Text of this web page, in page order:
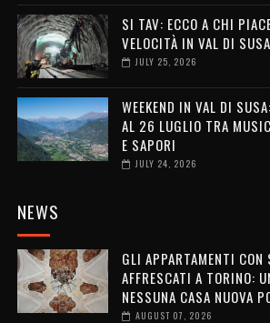
SI TAV: ECCO A CHI
VELOCITÀ IN VAL DI SUSA
JULY 25, 2026
WEEKEND IN VAL DI
AL 26 LUGLIO TRA
E SAPORI
JULY 24, 2026
NEWS
GLI APPARTAMENTI CON
AFFRESCATI A TORINO:
NESSUNA CASA NUOVA
AUGUST 07, 2026